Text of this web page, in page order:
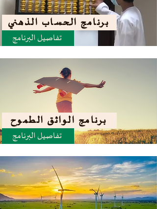
برنامج الحساب الذهني
تفاصيل البرنامج
برنامج الواثق الطموح
تفاصيل البرنامج